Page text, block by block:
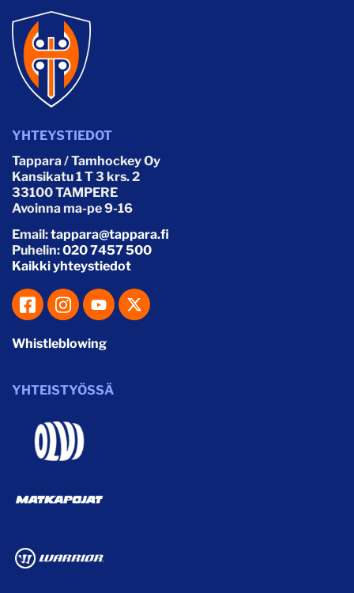
YHTEYSTIEDOT
Tappara / Tamhockey Oy
Kansikatu 1 T 3 krs. 2
33100 TAMPERE
Avoinna ma-pe 9-16
Email:tappara@tappara.fi
Puhelin:020 7457 500
Kaikki yhteystiedot
Whistleblowing
YHTEISTYÖSSÄ